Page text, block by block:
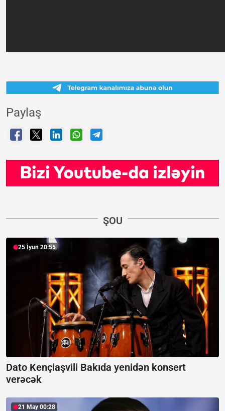
Paylaş
ŞOU
25 İyun 20:55
Dato Kençiaşvili Bakıda yenidən konsert
verəcək
21 May 00:28